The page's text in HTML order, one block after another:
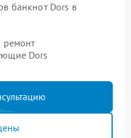
банкнот Dors в
ремонт
Dors